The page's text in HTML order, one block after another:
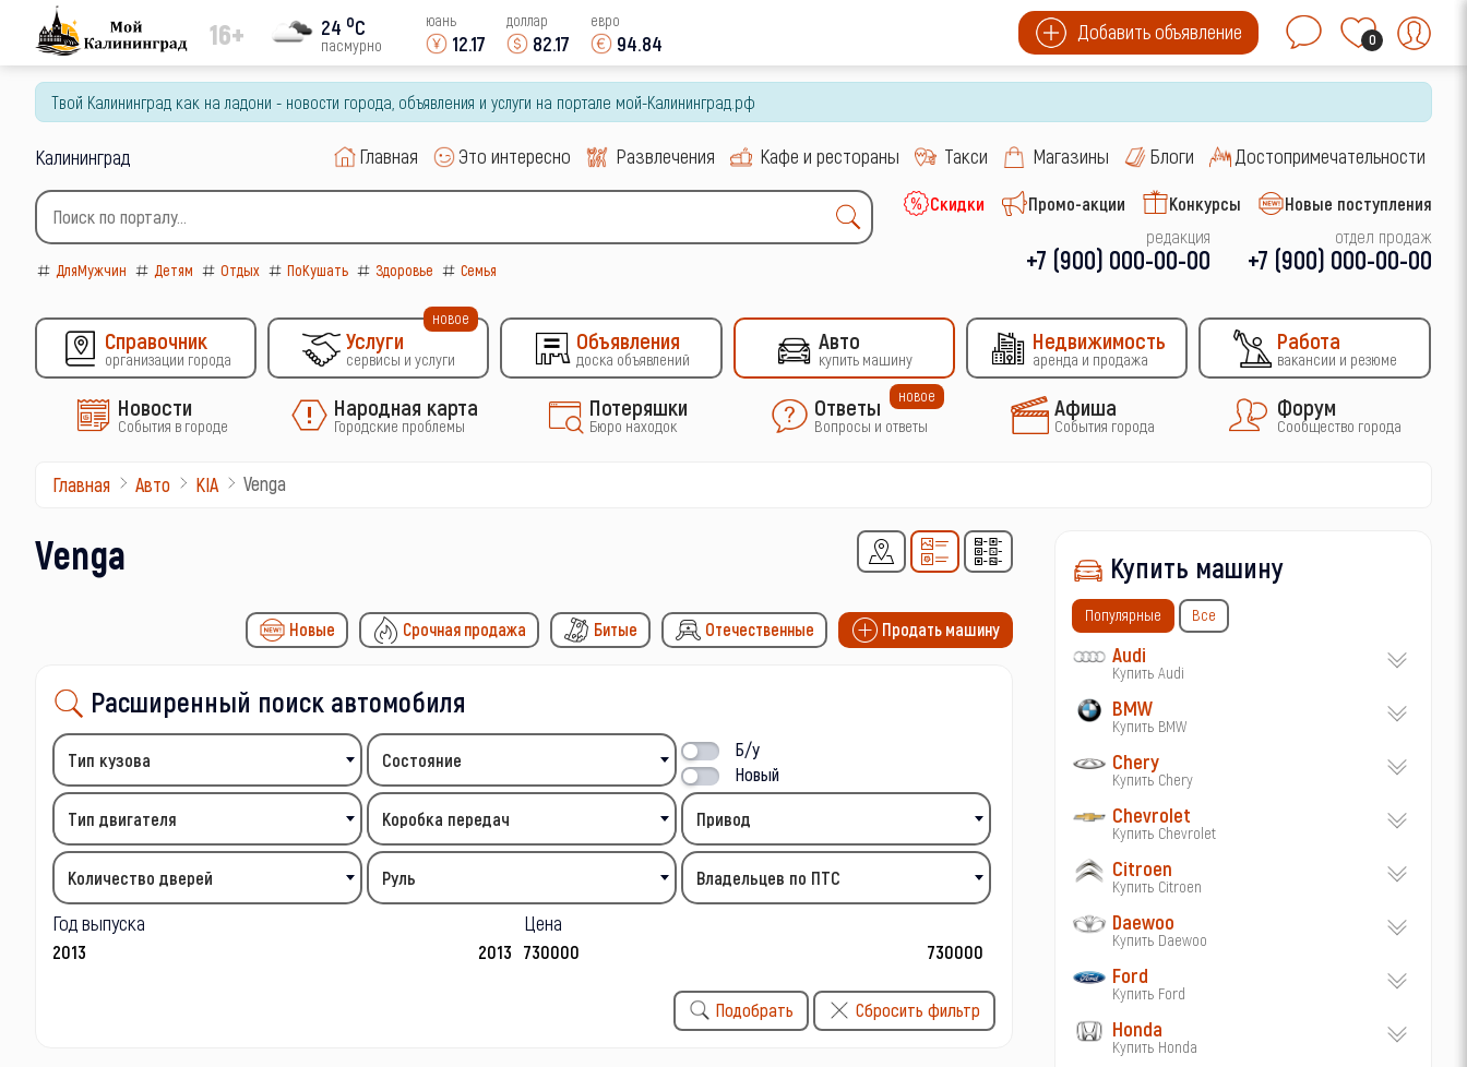
16+ 24 oC
пасмурно
юань
12.17
доллар
82.17
евро
94.84 Добавить объявление 0
Твой Калининград как на ладони - новости города, объявления и услуги на портале мой-Калининград.рф
Калининград Главная Это интересно Развлечения Кафе и рестораны Такси Магазины Блоги Достопримечательности
ДляМужчин Детям Отдых ПоКушать Здоровье Семья
Скидки Промо-акции Конкурсы
Новые поступления
редакция
+7 (900) 000-00-00
отдел продаж
+7 (900) 000-00-00
Справочник
организации города
Услуги
сервисы и услуги
новое
Объявления
доска объявлений
Авто
купить машину
Недвижимость
аренда и продажа
Работа
вакансии и резюме
Новости
События в городе
Народная карта
Городские проблемы
Потеряшки
Бюро находок
Ответы
Вопросы и ответы
новое Афиша
События города
Форум
Сообщество города
Главная Авто KIA Venga
Venga
Новые Срочная продажа Битые Отечественные Продать машину
Расширенный поиск автомобиля
Тип кузова Состояние
Б/у
Новый
Тип двигателя Коробка передач Привод
Количество дверей Руль Владельцев по ПТС
Год выпуска Цена
Подобрать Сбросить фильтр
Купить машину
Популярные Все
Audi
Купить Audi
BMW
Купить BMW
Chery
Купить Chery
Chevrolet
Купить Chevrolet
Citroen
Купить Citroen
Daewoo
Купить Daewoo
Ford
Купить Ford
Honda
Купить Honda